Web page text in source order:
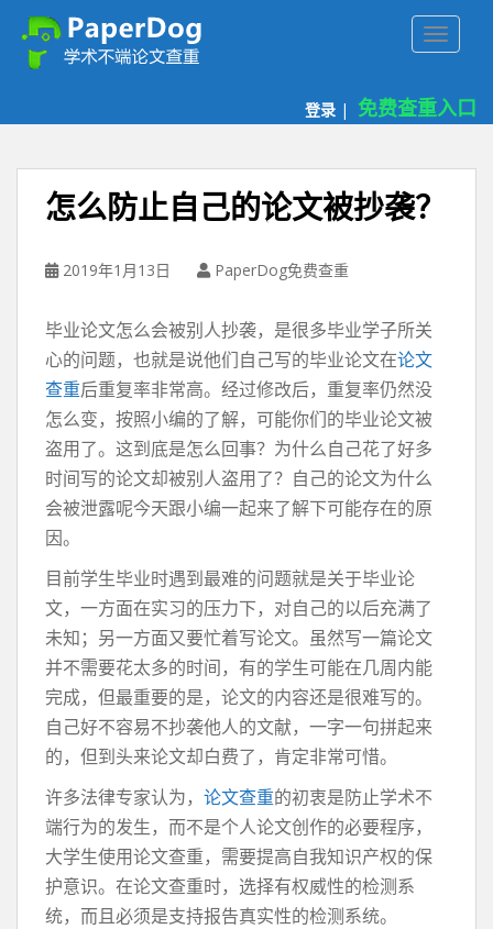
登录 | 免费查重入口
怎么防止自己的论文被抄袭？
2019年1月13日 PaperDog免费查重
毕业论文怎么会被别人抄袭，是很多毕业学子所关
心的问题，也就是说他们自己写的毕业论文在论文
查重后重复率非常高。经过修改后，重复率仍然没
怎么变，按照小编的了解，可能你们的毕业论文被
盗用了。这到底是怎么回事？为什么自己花了好多
时间写的论文却被别人盗用了？自己的论文为什么
会被泄露呢今天跟小编一起来了解下可能存在的原
因。
目前学生毕业时遇到最难的问题就是关于毕业论
文，一方面在实习的压力下，对自己的以后充满了
未知；另一方面又要忙着写论文。虽然写一篇论文
并不需要花太多的时间，有的学生可能在几周内能
完成，但最重要的是，论文的内容还是很难写的。
自己好不容易不抄袭他人的文献，一字一句拼起来
的，但到头来论文却白费了，肯定非常可惜。
许多法律专家认为， 论文查重的初衷是防止学术不
端行为的发生，而不是个人论文创作的必要程序，
大学生使用论文查重，需要提高自我知识产权的保
护意识。在论文查重时，选择有权威性的检测系
统，而且必须是支持报告真实性的检测系统。